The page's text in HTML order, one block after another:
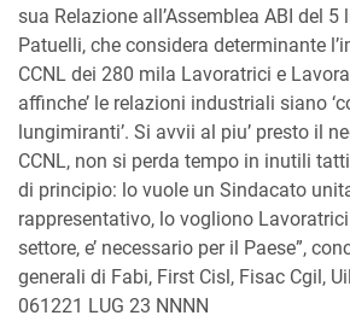
sua Relazione all’Assemblea ABI del
Patuelli, che considera determinante
CCNL dei 280 mila Lavoratrici e
affinche’ le relazioni industriali siano
lungimiranti’. Si avvii al piu’ presto il
CCNL, non si perda tempo in inutili
di principio: lo vuole un Sindacato
rappresentativo, lo vogliono
settore, e’ necessario per il Paese”,
generali di Fabi, First Cisl, Fisac Cgil,
061221 LUG 23 NNNN